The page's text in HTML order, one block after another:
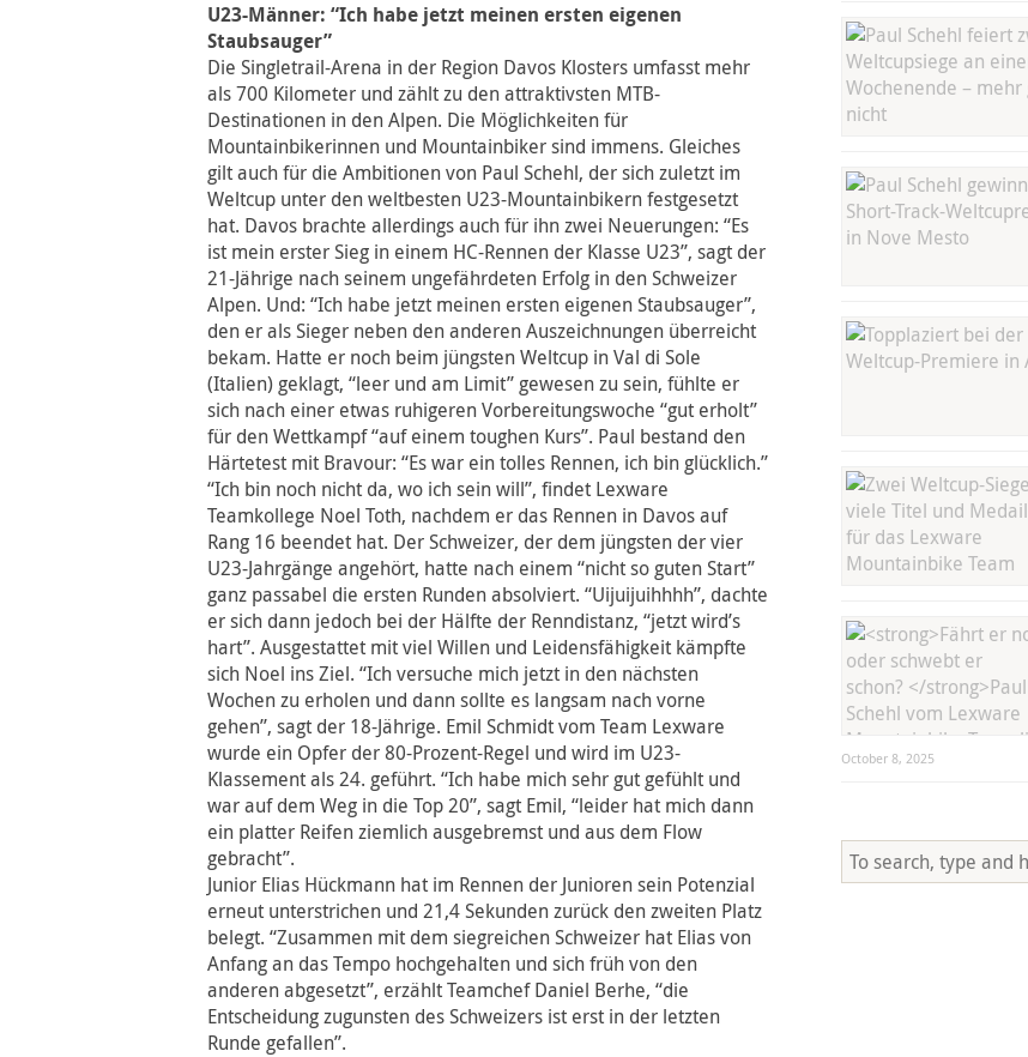
U23-Männer: “Ich habe jetzt meinen ersten eigenen
Staubsauger”
Die Singletrail-Arena in der Region Davos Klosters umfasst mehr
als 700 Kilometer und zählt zu den attraktivsten MTB-
Destinationen in den Alpen. Die Möglichkeiten für
Mountainbikerinnen und Mountainbiker sind immens. Gleiches
gilt auch für die Ambitionen von Paul Schehl, der sich zuletzt im
Weltcup unter den weltbesten U23-Mountainbikern festgesetzt
hat. Davos brachte allerdings auch für ihn zwei Neuerungen: “Es
ist mein erster Sieg in einem HC-Rennen der Klasse U23”, sagt der
21-Jährige nach seinem ungefährdeten Erfolg in den Schweizer
Alpen. Und: “Ich habe jetzt meinen ersten eigenen Staubsauger”,
den er als Sieger neben den anderen Auszeichnungen überreicht
bekam. Hatte er noch beim jüngsten Weltcup in Val di Sole
(Italien) geklagt, “leer und am Limit” gewesen zu sein, fühlte er
sich nach einer etwas ruhigeren Vorbereitungswoche “gut erholt”
für den Wettkampf “auf einem toughen Kurs”. Paul bestand den
Härtetest mit Bravour: “Es war ein tolles Rennen, ich bin glücklich.”
“Ich bin noch nicht da, wo ich sein will”, findet Lexware
Teamkollege Noel Toth, nachdem er das Rennen in Davos auf
Rang 16 beendet hat. Der Schweizer, der dem jüngsten der vier
U23-Jahrgänge angehört, hatte nach einem “nicht so guten Start”
ganz passabel die ersten Runden absolviert. “Uijuijuihhhh”, dachte
er sich dann jedoch bei der Hälfte der Renndistanz, “jetzt wird’s
hart”. Ausgestattet mit viel Willen und Leidensfähigkeit kämpfte
sich Noel ins Ziel. “Ich versuche mich jetzt in den nächsten
Wochen zu erholen und dann sollte es langsam nach vorne
gehen”, sagt der 18-Jährige. Emil Schmidt vom Team Lexware
wurde ein Opfer der 80-Prozent-Regel und wird im U23-
Klassement als 24. geführt. “Ich habe mich sehr gut gefühlt und
war auf dem Weg in die Top 20”, sagt Emil, “leider hat mich dann
ein platter Reifen ziemlich ausgebremst und aus dem Flow
gebracht”.
Junior Elias Hückmann hat im Rennen der Junioren sein Potenzial
erneut unterstrichen und 21,4 Sekunden zurück den zweiten Platz
belegt. “Zusammen mit dem siegreichen Schweizer hat Elias von
Anfang an das Tempo hochgehalten und sich früh von den
anderen abgesetzt”, erzählt Teamchef Daniel Berhe, “die
Entscheidung zugunsten des Schweizers ist erst in der letzten
Runde gefallen”.
October 8, 2025